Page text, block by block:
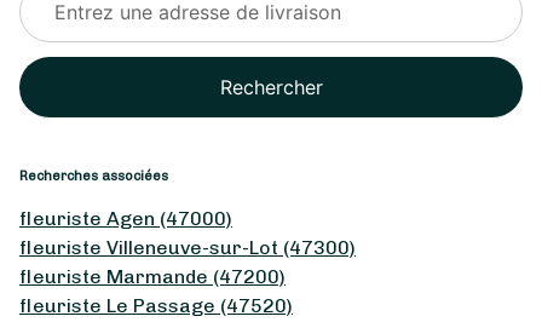
Rechercher
Recherches associées
fleuriste Agen (47000)
fleuriste Villeneuve-sur-Lot (47300)
fleuriste Marmande (47200)
fleuriste Le Passage (47520)